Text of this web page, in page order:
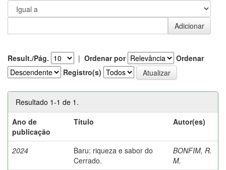
Result./Pág. | Ordenar por
Ordenar
Registro(s)
Resultado 1-1 de 1.
Ano de
publicação
Título Autor(es)
2024
Baru: riqueza e sabor do
Cerrado.
BONFIM, R.
M.